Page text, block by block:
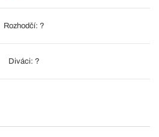
Rozhodčí: ?
Diváci: ?